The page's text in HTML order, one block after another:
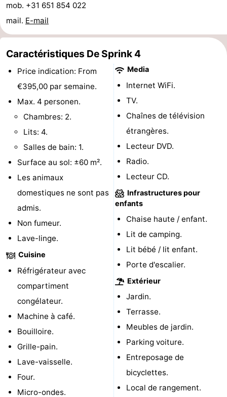
golf
Sportive
Equitation
Boire
manger
Conduite
de
l'anneau
Pratiques
Forum
Route
Stationnement
Adresses
Médicales
Région
Zeeland
Schouwen-
Duiveland
-
Renesse
Brouwershaven
Zierikzee
-
Oosterschelde
Burgh
-
mob. +31 651 854 022
mail. E-mail
Caractéristiques De Sprink 4
Price indication: From
€395,00 par semaine.
Max. 4 personen.
Chambres: 2.
Lits: 4.
Salles de bain: 1.
Surface au sol: ±60 m².
Les animaux
domestiques ne sont pas
admis.
Non fumeur.
Lave-linge.
Cuisine
Réfrigérateur avec
compartiment
congélateur.
Machine à café.
Bouilloire.
Grille-pain.
Lave-vaisselle.
Four.
Micro-ondes.
Media
Internet WiFi.
TV.
Chaînes de télévision
étrangères.
Lecteur DVD.
Radio.
Lecteur CD.
Infrastructures pour
enfants
Chaise haute / enfant.
Lit de camping.
Lit bébé / lit enfant.
Porte d'escalier.
Extérieur
Jardin.
Terrasse.
Meubles de jardin.
Parking voiture.
Entreposage de
bicyclettes.
Local de rangement.